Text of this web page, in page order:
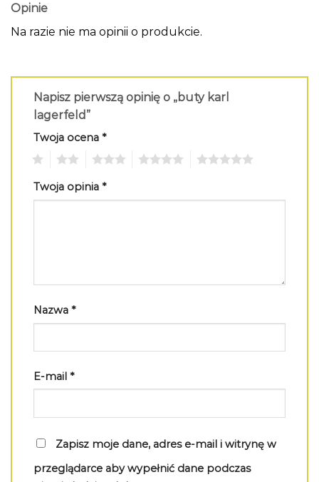
Opinie
Na razie nie ma opinii o produkcie.
Napisz pierwszą opinię o „buty karl
lagerfeld”
Twoja ocena *
Twoja opinia *
Nazwa *
E-mail *
Zapisz moje dane, adres e-mail i witrynę w
przeglądarce aby wypełnić dane podczas